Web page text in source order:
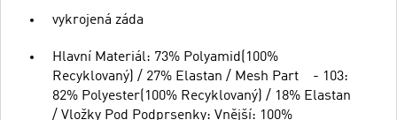
vykrojená záda
Hlavní Materiál: 73% Polyamid(100%
Recyklovaný) / 27% Elastan / Mesh Part - 103:
82% Polyester(100% Recyklovaný) / 18% Elastan
/ Vložky Pod Podprsenky: Vnější: 100%